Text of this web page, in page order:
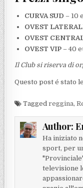
CURVA SUD – 10
OVEST
OVEST
OVEST VIP – 40
Il Club si riserva di
Questo post é stato
Taggedreggina,
Author:
Ha iniziato
sport, per
televisione